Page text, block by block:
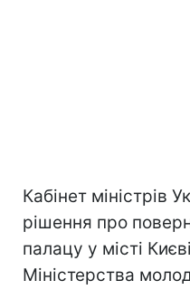
Кабінет міністрів
рішення про
палацу у місті
Міністерства